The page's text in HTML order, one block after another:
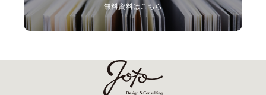
無料資料はこちら